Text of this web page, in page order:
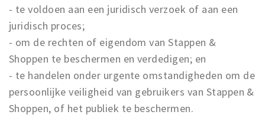
- te voldoen aan een juridisch verzoek of aan een
juridisch proces;
- om de rechten of eigendom van Stappen &
Shoppen te beschermen en verdedigen; en
- te handelen onder urgente omstandigheden om de
persoonlijke veiligheid van gebruikers van Stappen &
Shoppen, of het publiek te beschermen.